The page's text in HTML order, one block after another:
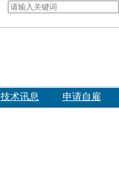
技术讯息 申请自雇